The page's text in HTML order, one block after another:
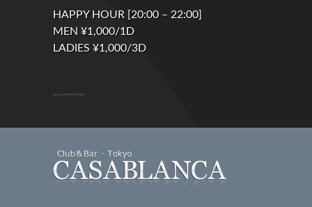
HAPPY HOUR [20:00 – 22:00]
MEN ¥1,000/1D
LADIES ¥1,000/3D
Tweets by CROSSOV82874584